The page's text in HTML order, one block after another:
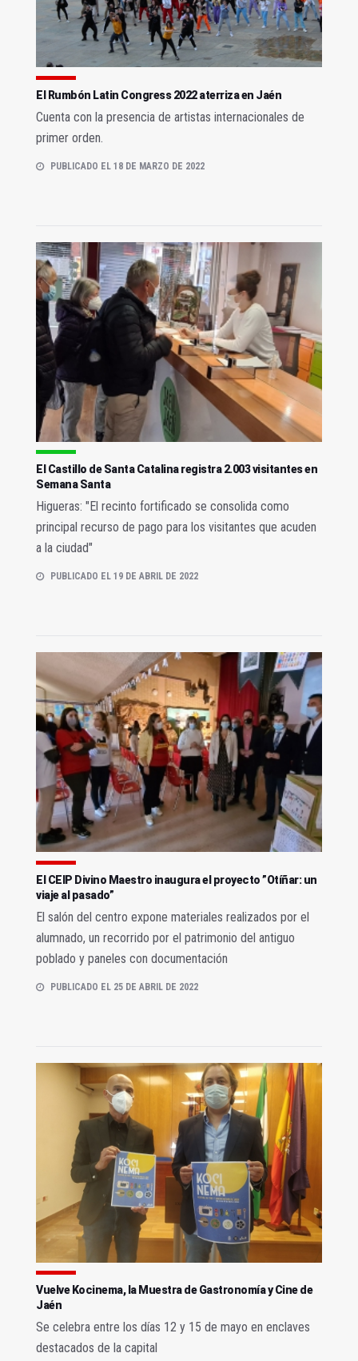
El Rumbón Latin Congress 2022 aterriza en Jaén
Cuenta con la presencia de artistas internacionales de
primer orden.
PUBLICADO EL 18 DE MARZO DE 2022
El Castillo de Santa Catalina registra 2.003 visitantes en
Semana Santa
Higueras: "El recinto fortificado se consolida como
principal recurso de pago para los visitantes que acuden
a la ciudad"
PUBLICADO EL 19 DE ABRIL DE 2022
El CEIP Divino Maestro inaugura el proyecto ”Otíñar: un
viaje al pasado”
El salón del centro expone materiales realizados por el
alumnado, un recorrido por el patrimonio del antiguo
poblado y paneles con documentación
PUBLICADO EL 25 DE ABRIL DE 2022
Vuelve Kocinema, la Muestra de Gastronomía y Cine de
Jaén
Se celebra entre los días 12 y 15 de mayo en enclaves
destacados de la capital